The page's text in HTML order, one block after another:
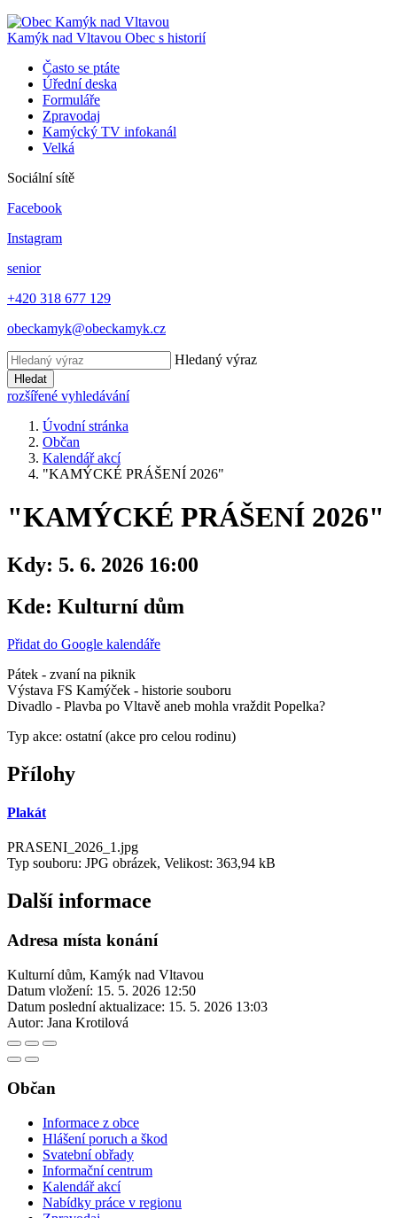
Kamýk nad Vltavou Obec s historií
Často se ptáte
Úřední deska
Formuláře
Zpravodaj
Kamýcký TV infokanál
Velká
Sociální sítě
Facebook
Instagram
senior
+420 318 677 129
obeckamyk@obeckamyk.cz
Hledaný výraz
Hledat
rozšířené vyhledávání
Úvodní stránka
Občan
Kalendář akcí
"KAMÝCKÉ PRÁŠENÍ 2026"
"KAMÝCKÉ PRÁŠENÍ 2026"
Kdy: 5. 6. 2026 16:00
Kde: Kulturní dům
Přidat do Google kalendáře
Pátek - zvaní na piknik
Výstava FS Kamýček - historie souboru
Divadlo - Plavba po Vltavě aneb mohla vraždit Popelka?
Typ akce: ostatní (akce pro celou rodinu)
Přílohy
Plakát
PRASENI_2026_1.jpg
Typ souboru: JPG obrázek, Velikost: 363,94 kB
Další informace
Adresa místa konání
Kulturní dům, Kamýk nad Vltavou
Datum vložení: 15. 5. 2026 12:50
Datum poslední aktualizace: 15. 5. 2026 13:03
Autor: Jana Krotilová
Občan
Informace z obce
Hlášení poruch a škod
Svatební obřady
Informační centrum
Kalendář akcí
Nabídky práce v regionu